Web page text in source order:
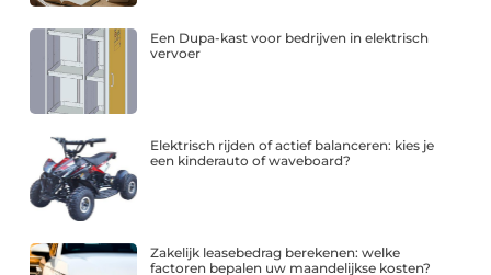
Een Dupa-kast voor bedrijven in elektrisch
vervoer
Elektrisch rijden of actief balanceren: kies je
een kinderauto of waveboard?
Zakelijk leasebedrag berekenen: welke
factoren bepalen uw maandelijkse kosten?